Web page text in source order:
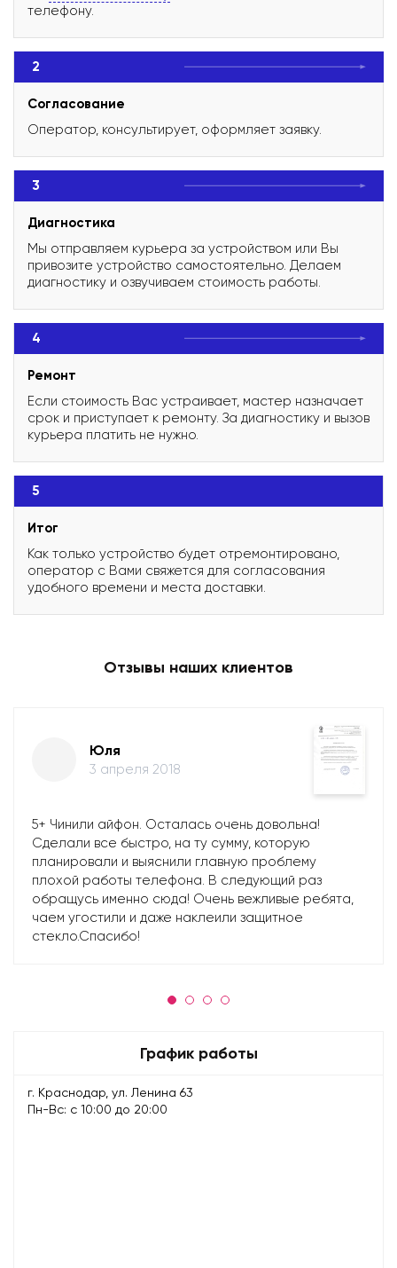
телефону.
2
Согласование
Оператор, консультирует, оформляет заявку.
3
Диагностика
Мы отправляем курьера за устройством или Вы
привозите устройство самостоятельно. Делаем
диагностику и озвучиваем стоимость работы.
4
Ремонт
Если стоимость Вас устраивает, мастер назначает
срок и приступает к ремонту. За диагностику и вызов
курьера платить не нужно.
5
Итог
Как только устройство будет отремонтировано,
оператор с Вами свяжется для согласования
удобного времени и места доставки.
Отзывы наших клиентов
Юля
3 апреля 2018
5+ Чинили айфон. Осталась очень довольна!
Сделали все быстро, на ту сумму, которую
планировали и выяснили главную проблему
плохой работы телефона. В следующий раз
обращусь именно сюда! Очень вежливые ребята,
чаем угостили и даже наклеили защитное
стекло.Спасибо!
График работы
г. Краснодар, ул. Ленина 63
Пн-Вс: с 10:00 до 20:00